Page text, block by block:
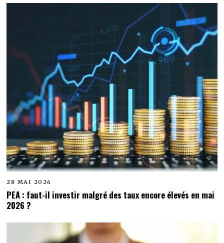
28 MAI 2026
PEA : faut-il investir malgré des taux encore élevés en mai
2026 ?